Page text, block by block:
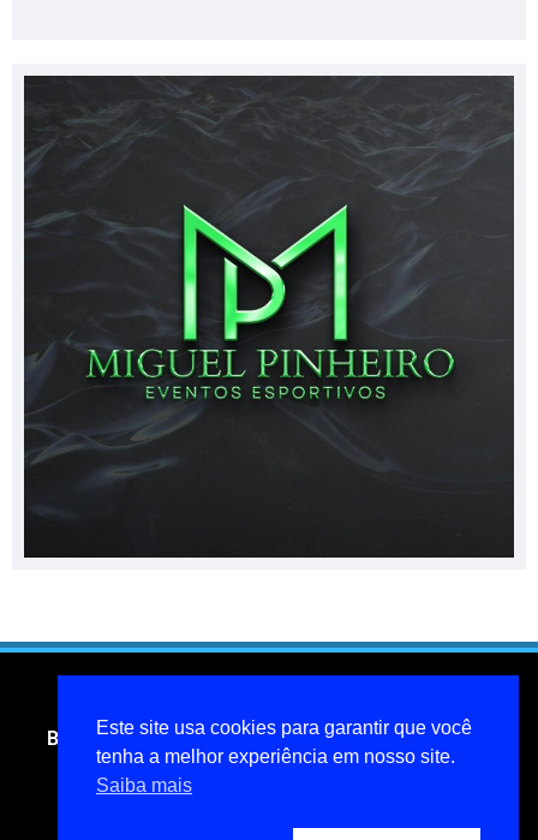
Blog do jornalista Miguel Pinheiro- todos os direitos
reservados
miguelpinheiroarcanjo@hotmail.com
Este site usa cookies para garantir que você
tenha a melhor experiência em nosso site.
Saiba mais